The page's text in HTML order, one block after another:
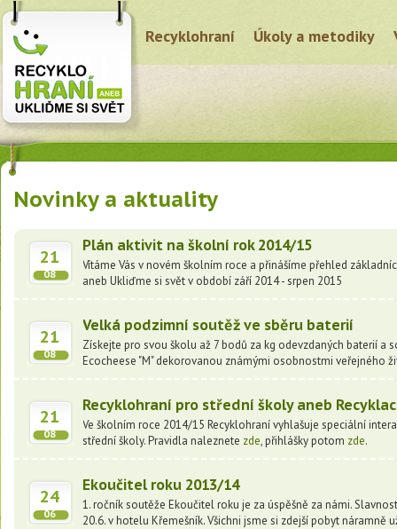
Recyklohraní Úkoly a metodiky
Novinky a aktuality
21
08
Plán aktivit na školní rok 2014/15
Vítáme Vás v novém školním roce a přinášíme přehled
aneb Ukliďme si svět v období září 2014 - srpen 2015
21
08
Velká podzimní soutěž ve sběru baterií
Získejte pro svou školu až 7 bodů za kg odevzdaných baterií a
Ecocheese "M" dekorovanou známými osobnostmi veřejného
21
08
Recyklohraní pro střední školy aneb
Ve školním roce 2014/15 Recyklohraní vyhlašuje speciální
střední školy. Pravidla naleznete zde, přihlášky potom zde.
24
06
Ekoučitel roku 2013/14
1. ročník soutěže Ekoučitel roku je za úspěšně za námi.
20.6. v hotelu Křemešník. Všichni jsme si zdejší pobyt náramně